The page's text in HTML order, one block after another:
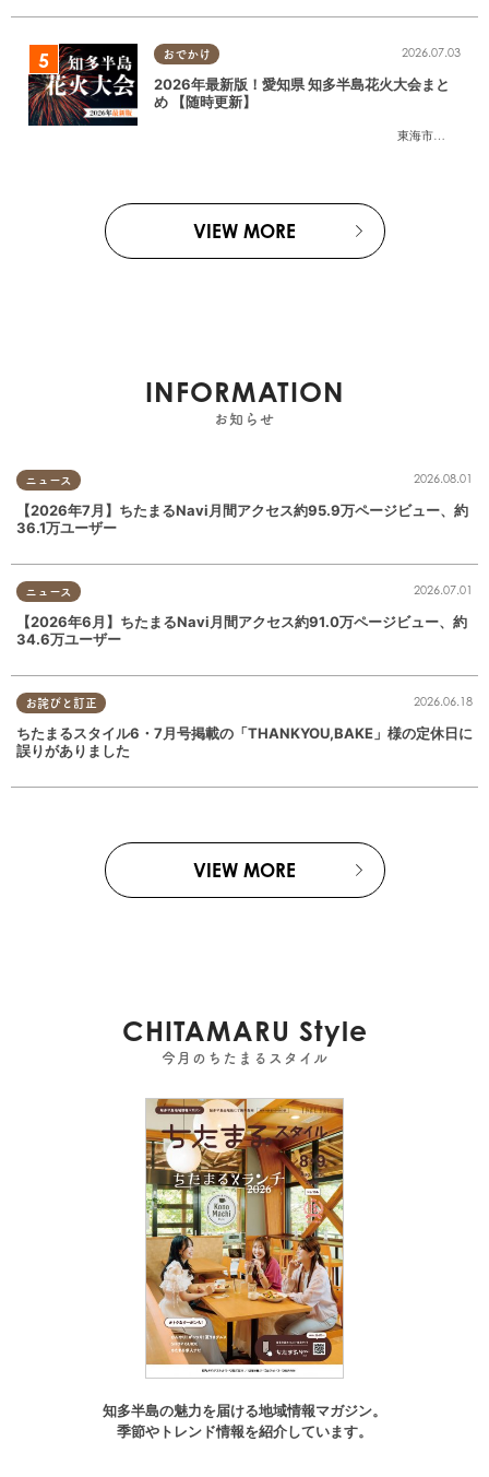
おでかけ
東海市
,大府市
2026.07.03
2026年最新版！愛知県 知多半島花火大会まと
め 【随時更新】
VIEW MORE
INFORMATION
お知らせ
ニュース 2026.08.01
【2026年7月】ちたまるNavi月間アクセス約95.9万ページビュー、約
36.1万ユーザー
ニュース 2026.07.01
【2026年6月】ちたまるNavi月間アクセス約91.0万ページビュー、約
34.6万ユーザー
お詫びと訂正 2026.06.18
ちたまるスタイル6・7月号掲載の「THANKYOU,BAKE」様の定休日に
誤りがありました
VIEW MORE
CHITAMARU Style
今月のちたまるスタイル
知多半島の魅力を届ける地域情報マガジン。
季節やトレンド情報を紹介しています。